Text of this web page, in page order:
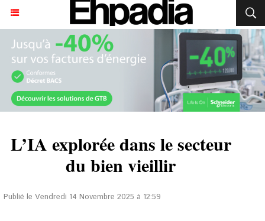
L’IA explorée dans le secteur
du bien vieillir
Publié le Vendredi 14 Novembre 2025 à 12:59